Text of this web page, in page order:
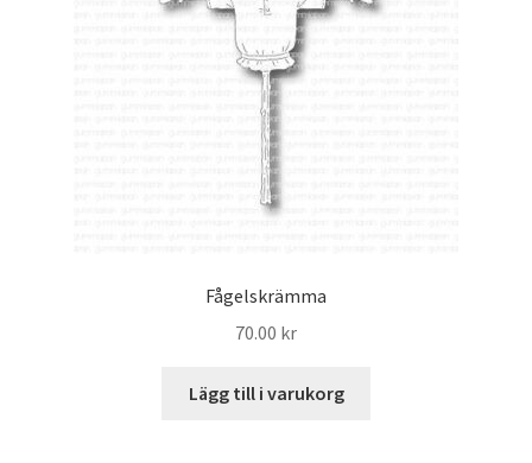
Fågelskrämma
70.00 kr
Lägg till i varukorg